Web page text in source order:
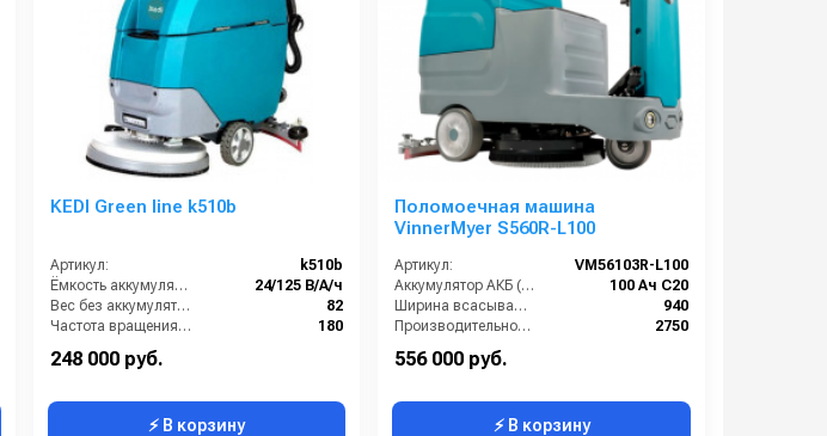
KEDI Green line k510b
Артикул:
k510b
Ёмкость аккумуляторов (Ач):
24/125 В/А/ч
Вес без аккумуляторов (кг):
82
Частота вращения щетки (об/мин):
180
248 000 руб.
⚡ В корзину
Поломоечная машина
VinnerMyer S560R-L100
Артикул:
VM56103R-L100
Аккумулятор АКБ (В/А·ч):
100 Ач С20
Ширина всасывающей балки (мм):
940
Производительность по площади (м2/ч):
2750
Габариты (ДхШхВ):
556 000 руб.
⚡ В корзину